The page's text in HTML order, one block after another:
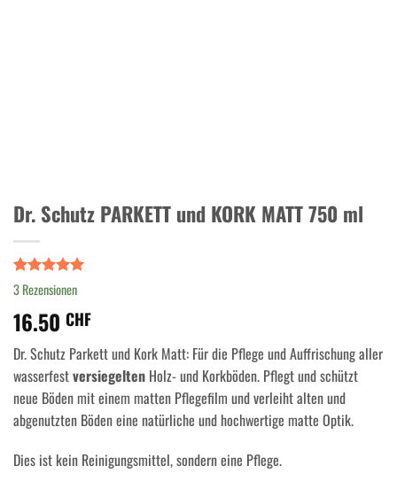
Dr. Schutz PARKETT und KORK MATT 750 ml
Bewertet
mit5.00
von 5,
basierend
3
Kundenbewertungen
3Rezensionen
16.50 CHF
Dr. Schutz Parkett und Kork Matt: Für die Pflege und Auffrischung aller
wasserfestversiegelten Holz- und Korkböden. Pflegt und schützt
neue Böden mit einem matten Pflegefilm und verleiht alten und
abgenutzten Böden eine natürliche und hochwertige matte Optik.
Dies ist kein Reinigungsmittel, sondern eine Pflege.